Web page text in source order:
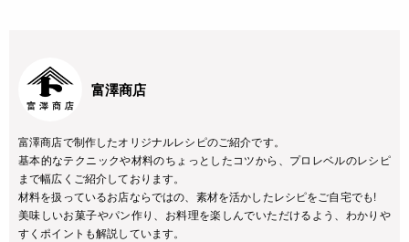
富澤商店
富澤商店で制作したオリジナルレシピのご紹介です。
基本的なテクニックや材料のちょっとしたコツから、プロレベルのレシピ
まで幅広くご紹介しております。
材料を扱っているお店ならではの、素材を活かしたレシピをご自宅でも!
美味しいお菓子やパン作り、お料理を楽しんでいただけるよう、わかりや
すくポイントも解説しています。